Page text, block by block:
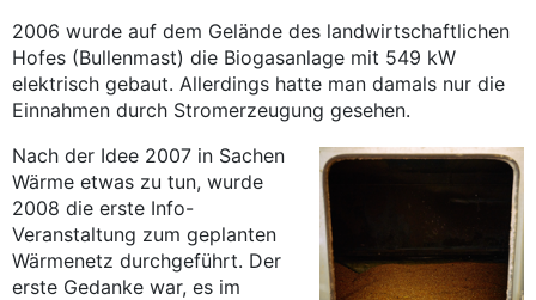
2006 wurde auf dem Gelände des landwirtschaftlichen
Hofes (Bullenmast) die Biogasanlage mit 549 kW
elektrisch gebaut. Allerdings hatte man damals nur die
Einnahmen durch Stromerzeugung gesehen.
Nach der Idee 2007 in Sachen
Wärme etwas zu tun, wurde
2008 die erste Info-
Veranstaltung zum geplanten
Wärmenetz durchgeführt. Der
erste Gedanke war, es im